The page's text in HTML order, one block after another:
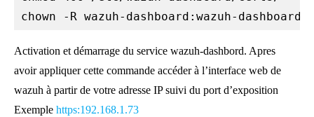
chown -R wazuh-dashboard:wazuh-
Activation et démarrage du service wazuh-dashbord. Apres
avoir appliquer cette commande accéder à l’interface web de
wazuh à partir de votre adresse IP suivi du port d’exposition
Exemple https:192.168.1.73